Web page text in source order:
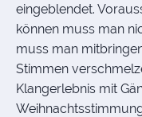
eingeblendet.
können muss man
muss man
Stimmen
Klangerlebnis mit